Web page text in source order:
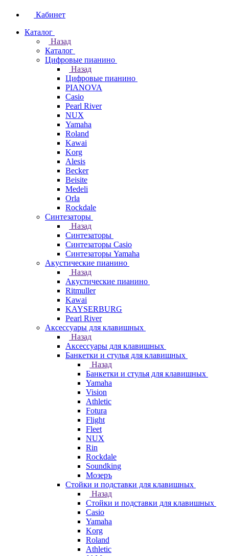
Кабинет
Каталог
Назад
Каталог
Цифровые пианино
Назад
Цифровые пианино
PIANOVA
Casio
Pearl River
NUX
Yamaha
Roland
Kawai
Korg
Alesis
Becker
Beisite
Medeli
Orla
Rockdale
Синтезаторы
Назад
Синтезаторы
Синтезаторы Casio
Синтезаторы Yamaha
Акустические пианино
Назад
Акустические пианино
Ritmuller
Kawai
KAYSERBURG
Pearl River
Аксессуары для клавишных
Назад
Аксессуары для клавишных
Банкетки и стулья для клавишных
Назад
Банкетки и стулья для клавишных
Yamaha
Vision
Athletic
Fotura
Flight
Fleet
NUX
Rin
Rockdale
Soundking
Мозеръ
Стойки и подставки для клавишных
Назад
Стойки и подставки для клавишных
Casio
Yamaha
Korg
Roland
Athletic